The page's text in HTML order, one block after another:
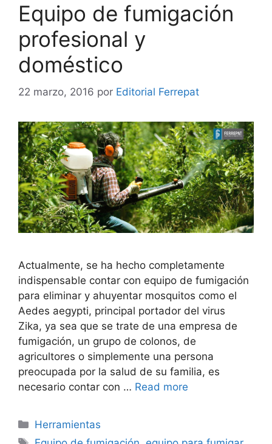
Equipo de fumigación
profesional y
doméstico
22 marzo, 2016 por Editorial Ferrepat
Actualmente, se ha hecho completamente
indispensable contar con equipo de fumigación
para eliminar y ahuyentar mosquitos como el
Aedes aegypti, principal portador del virus
Zika, ya sea que se trate de una empresa de
fumigación, un grupo de colonos, de
agricultores o simplemente una persona
preocupada por la salud de su familia, es
necesario contar con … Read more
Categorías
Herramientas
Etiquetas